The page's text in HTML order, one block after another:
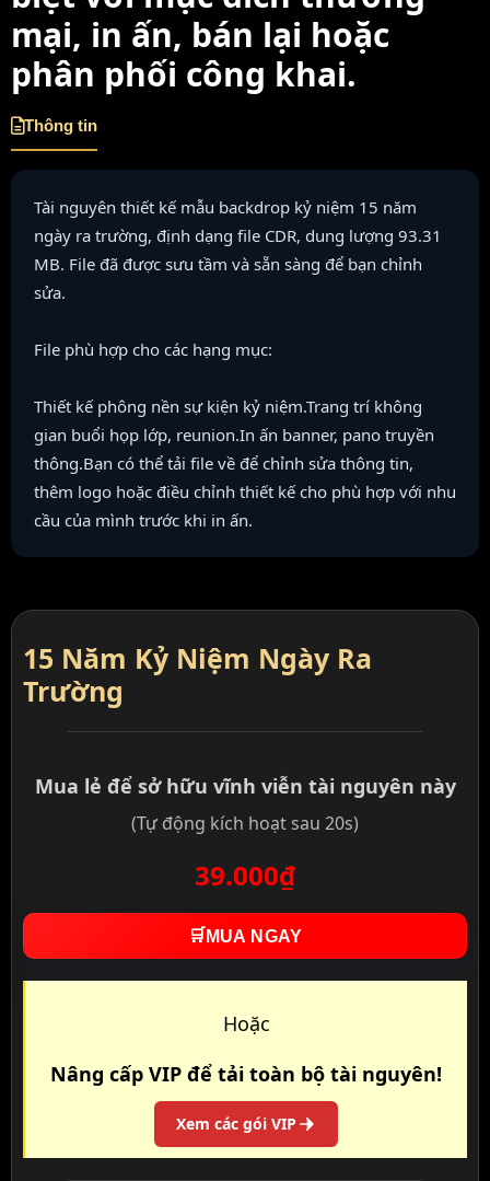
mại, in ấn, bán lại hoặc
phân phối công khai.
Thông tin
Tài nguyên thiết kế mẫu backdrop kỷ niệm 15 năm
ngày ra trường, định dạng file CDR, dung lượng 93.31
MB. File đã được sưu tầm và sẵn sàng để bạn chỉnh
sửa.
File phù hợp cho các hạng mục:
Thiết kế phông nền sự kiện kỷ niệm.Trang trí không
gian buổi họp lớp, reunion.In ấn banner, pano truyền
thông.Bạn có thể tải file về để chỉnh sửa thông tin,
thêm logo hoặc điều chỉnh thiết kế cho phù hợp với nhu
cầu của mình trước khi in ấn.
15 Năm Kỷ Niệm Ngày Ra
Trường
Mua lẻ để sở hữu vĩnh viễn tài nguyên này
(Tự động kích hoạt sau 20s)
39.000₫
🛒 MUA NGAY
Hoặc
Nâng cấp VIP để tải toàn bộ tài nguyên!
Xem các gói VIP